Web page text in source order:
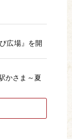
広場』を開
かさま～夏